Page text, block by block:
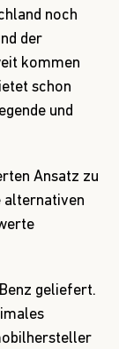
noch
der
kommen
schon
und
Ansatz zu
alternativen
geliefert.